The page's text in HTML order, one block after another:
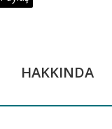
HAKKINDA